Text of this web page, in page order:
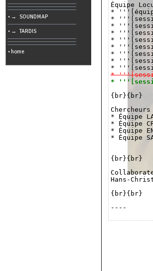
• → SOUNDMAP
• → TARDIS
• home
Équipe
*
*
*
*
*
*
*
*
*
*
{br}{br}
* Équipe
* Équipe
* Équipe
* Équipe
{br}{br}
Hans-
{br}{br}
----
Language:
11:41
-